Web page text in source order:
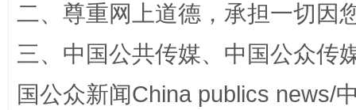
阿坝州三大球赛在茂县开幕 规模
二、尊重网上道德，承担一切因
三、中国公共传媒、中国公众传
国公众新闻China publics news/